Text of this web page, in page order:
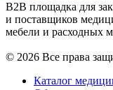
B2B площадка для
и поставщиков
мебели и расходных
© 2026 Все права
Каталог